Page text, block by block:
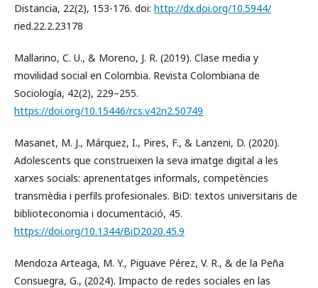
Distancia, 22(2), 153-176. doi: http://dx.doi.org/10.5944/
ried.22.2.23178
Mallarino, C. U., & Moreno, J. R. (2019). Clase media y
movilidad social en Colombia. Revista Colombiana de
Sociología, 42(2), 229–255.
https://doi.org/10.15446/rcs.v42n2.50749
Masanet, M. J., Márquez, I., Pires, F., & Lanzeni, D. (2020).
Adolescents que construeixen la seva imatge digital a les
xarxes socials: aprenentatges informals, competències
transmèdia i perfils profesionales. BiD: textos universitaris de
biblioteconomia i documentació, 45.
https://doi.org/10.1344/BiD2020.45.9
Mendoza Arteaga, M. Y., Piguave Pérez, V. R., & de la Peña
Consuegra, G., (2024). Impacto de redes sociales en las